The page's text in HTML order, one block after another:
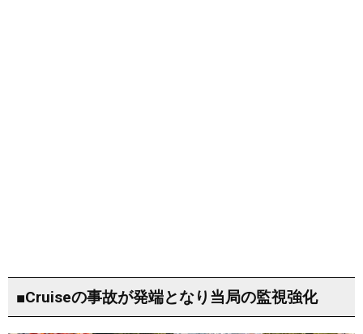
■Cruiseの事故が発端となり当局の監視強化